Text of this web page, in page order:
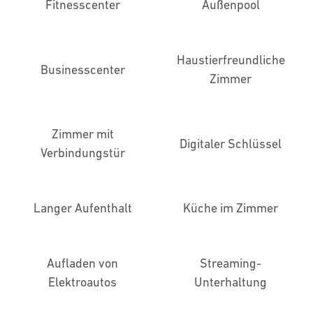
Fitnesscenter Außenpool
Business­center
Haustier­freundliche
Zimmer
Zimmer mit
Verbindungstür
Digitaler Schlüssel
Langer Aufenthalt Küche im Zimmer
Aufladen von
Elektroautos
Streaming-
Unterhaltung